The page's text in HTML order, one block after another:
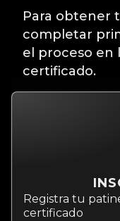
Para obtener
completar
el proceso en
certificado.
Registra tu
certificado